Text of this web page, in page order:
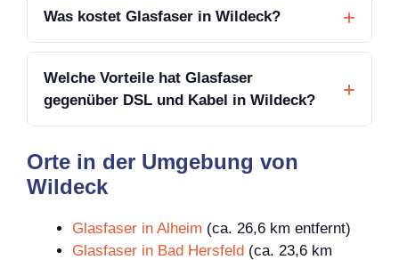
Was kostet Glasfaser in Wildeck?
Welche Vorteile hat Glasfaser
gegenüber DSL und Kabel in Wildeck?
Orte in der Umgebung von
Wildeck
Glasfaser in Alheim (ca. 26,6 km entfernt)
Glasfaser in Bad Hersfeld (ca. 23,6 km